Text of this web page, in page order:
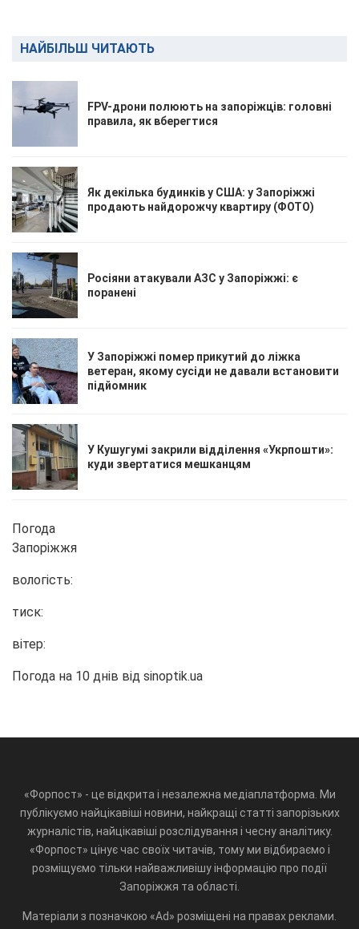
НАЙБІЛЬШ ЧИТАЮТЬ
FPV-дрони полюють на запоріжців: головні
правила, як вберегтися
Як декілька будинків у США: у Запоріжжі
продають найдорожчу квартиру (ФОТО)
Росіяни атакували АЗС у Запоріжжі: є
поранені
У Запоріжжі помер прикутий до ліжка
ветеран, якому сусіди не давали встановити
підйомник
У Кушугумі закрили відділення «Укрпошти»:
куди звертатися мешканцям
Погода
Запоріжжя
вологість:
тиск:
вітер:
Погода на 10 днів від sinoptik.ua
«Форпост» - це відкрита і незалежна медіаплатформа. Ми
публікуємо найцікавіші новини, найкращі статті запорізьких
журналістів, найцікавіші розслідування і чесну аналітику.
«Форпост» цінує час своїх читачів, тому ми відбираємо і
розміщуємо тільки найважливішу інформацію про події
Запоріжжя та області.
Матеріали з позначкою «Ad» розміщені на правах реклами.